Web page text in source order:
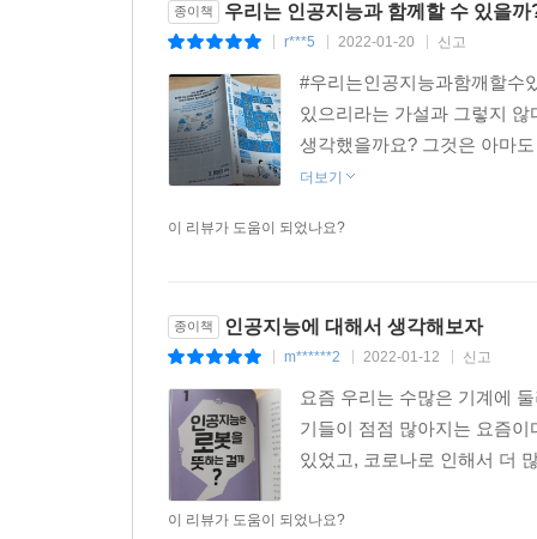
종이책 우리는 인공지능과 함께할 수 있을까
r***5 2022-01-20 신고
#우리는인공지능과함깨할수
있으리라는 가설과 그렇지
생각했을까요? 그것은 아마
더보기
이 리뷰가 도움이 되었나요?
종이책 인공지능에 대해서 생각해보자
m******2 2022-01-12 신고
요즘 우리는 수많은 기계에
기들이 점점 많아지는 요즘
있었고, 코로나로 인해서 더
이 리뷰가 도움이 되었나요?